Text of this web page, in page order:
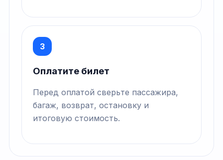
3
Оплатите билет
Перед оплатой сверьте пассажира,
багаж, возврат, остановку и
итоговую стоимость.